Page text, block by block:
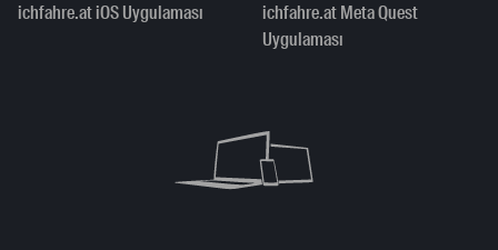
ichfahre.at iOS Uygulaması
ichfahre.at Meta Quest
Uygulaması